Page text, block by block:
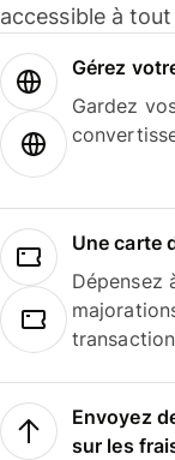
accessible à
Gérez
Gardez
Une carte
Dépensez
Envoyez
sur les